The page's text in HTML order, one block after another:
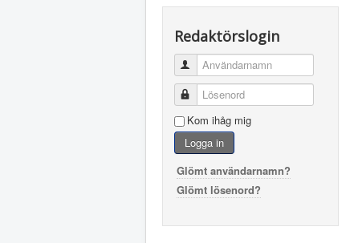
Redaktörslogin
Användarnamn
Lösenord
Kom ihåg mig
Logga in
Glömt användarnamn?
Glömt lösenord?